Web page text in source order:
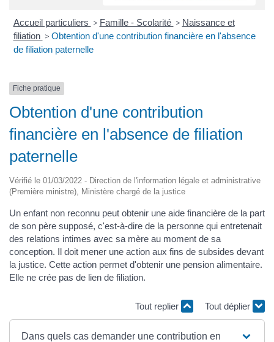
Accueil particuliers > Famille - Scolarité > Naissance et
filiation > Obtention d'une contribution financière en l'absence
de filiation paternelle
Fiche pratique
Obtention d'une contribution
financière en l'absence de filiation
paternelle
Vérifié le 01/03/2022 - Direction de l'information légale et administrative
(Première ministre), Ministère chargé de la justice
Un enfant non reconnu peut obtenir une aide financière de la part
de son père supposé, c'est-à-dire de la personne qui entretenait
des relations intimes avec sa mère au moment de sa
conception. Il doit mener une action aux fins de subsides devant
la justice. Cette action permet d'obtenir une pension alimentaire.
Elle ne crée pas de lien de filiation.
Tout replier Tout déplier
Dans quels cas demander une contribution en